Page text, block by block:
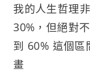
我的人生哲理
30%，但絕對
到 60% 這個區
畫